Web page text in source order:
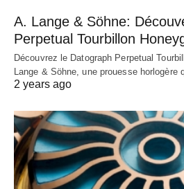
A. Lange & Söhne:
Perpetual Tourbillon
Découvrez le Datograph Perpetual
Lange & Söhne, une prouesse horlogère
2 years ago